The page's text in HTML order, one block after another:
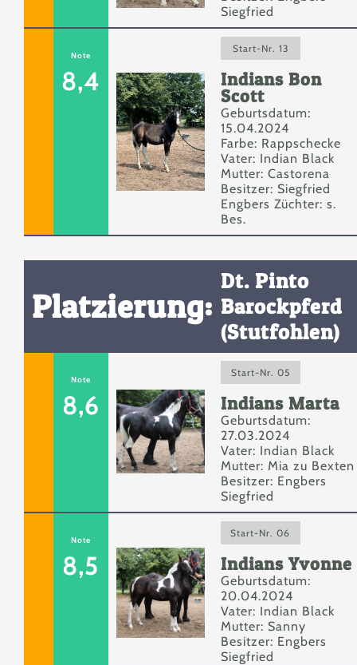
Siegfried
Note
8,4
Start-Nr. 13
Indians Bon
Scott
Geburtsdatum:
15.04.2024
Farbe: Rappschecke
Vater: Indian Black
Mutter: Castorena
Besitzer: Siegfried
Engbers Züchter: s.
Bes.
Platzierung:
Dt. Pinto
Barockpferd
(Stutfohlen)
Note
8,6
Start-Nr. 05
Indians Marta
Geburtsdatum:
27.03.2024
Vater: Indian Black
Mutter: Mia zu Bexten
Besitzer: Engbers
Siegfried
Note
8,5
Start-Nr. 06
Indians Yvonne
Geburtsdatum:
20.04.2024
Vater: Indian Black
Mutter: Sanny
Besitzer: Engbers
Siegfried